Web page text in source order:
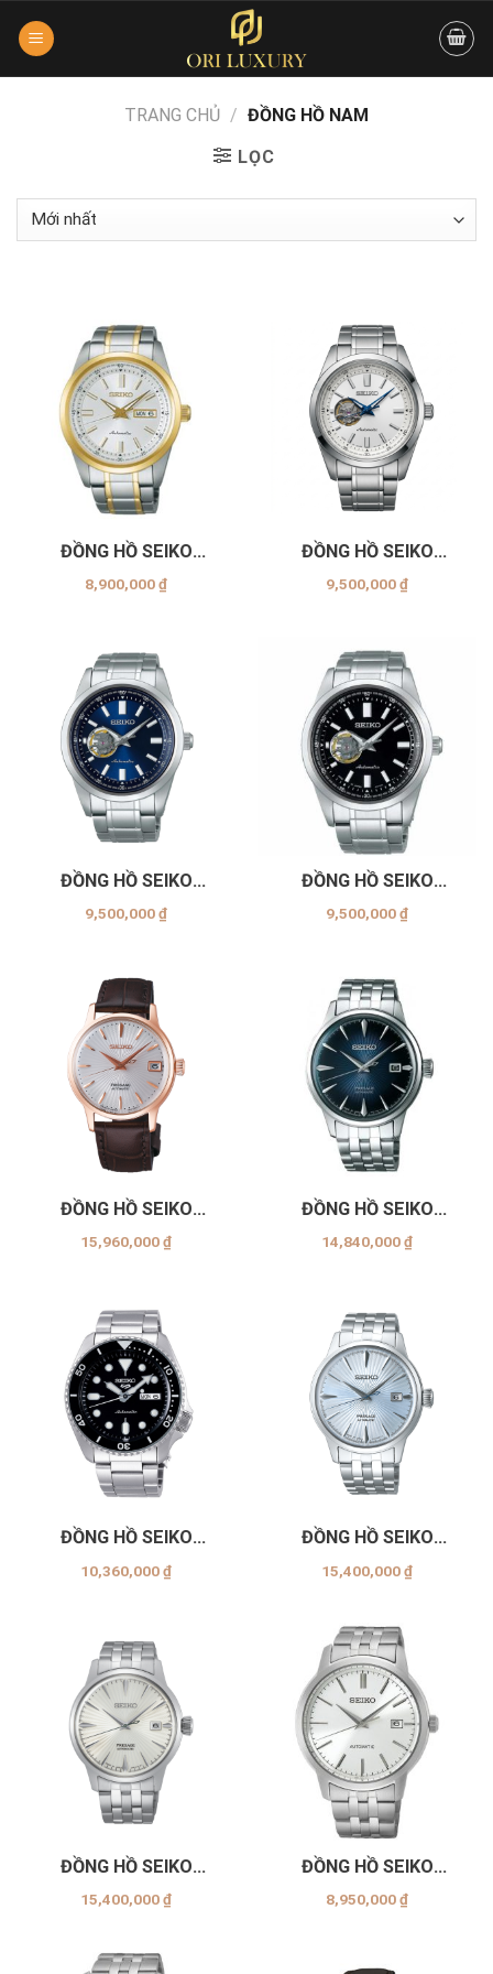
TRANG CHỦ / ĐỒNG HỒ NAM
LỌC
ĐỒNG HỒ SEIKO
SARV004
8,900,000₫
ĐỒNG HỒ SEIKO
SCVE049
9,500,000₫
ĐỒNG HỒ SEIKO
SCVE051
9,500,000₫
ĐỒNG HỒ SEIKO
SCVE053
9,500,000₫
ĐỒNG HỒ SEIKO
SRP852J
15,960,000₫
ĐỒNG HỒ SEIKO
SRPB41J1
14,840,000₫
ĐỒNG HỒ SEIKO
SRPD55K1
10,360,000₫
ĐỒNG HỒ SEIKO
15,400,000₫
ĐỒNG HỒ SEIKO
15,400,000₫
ĐỒNG HỒ SEIKO
SRPH85K1
8,950,000₫